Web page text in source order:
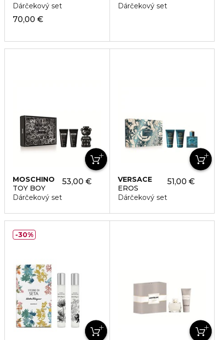
Dárčekový set
70,00 €
Dárčekový set
MOSCHINO
TOY BOY
Dárčekový set
53,00 €
VERSACE
EROS
Dárčekový set
51,00 €
30%